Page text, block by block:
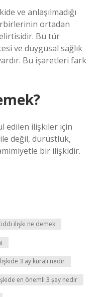
ve anlaşılmadığı
ortadan
Bu tür
ve duygusal sağlık
Bu işaretleri fark
edilen ilişkiler için
değil, dürüstlük,
bir ilişkidir.
ilişki ne demek
3 ay kuralı nedir
en önemli 3 şey nedir